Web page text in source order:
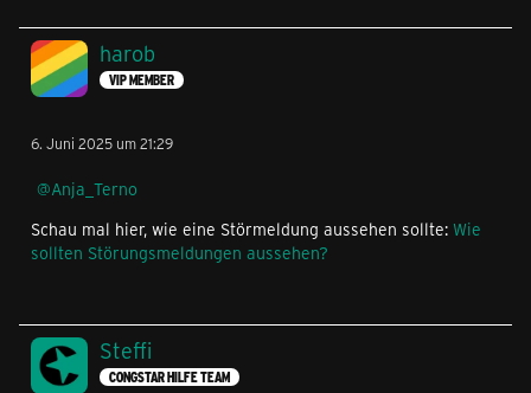
harob
VIP MEMBER
6. Juni 2025 um 21:29
Anja_Terno
Schau mal hier, wie eine Störmeldung aussehen sollte: Wie
sollten Störungsmeldungen aussehen?
Steffi
CONGSTAR HILFE TEAM